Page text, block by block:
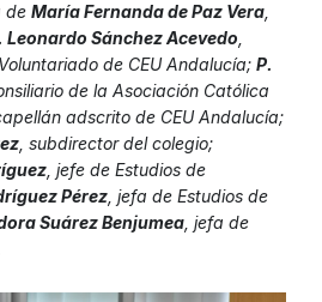
de María Fernanda de Paz Vera,
Leonardo Sánchez Acevedo,
de CEU Andalucía; P.
de la Asociación Católica
adscrito de CEU Andalucía;
, subdirector del colegio;
, jefe de Estudios de
Pérez, jefa de Estudios de
Suárez Benjumea, jefa de